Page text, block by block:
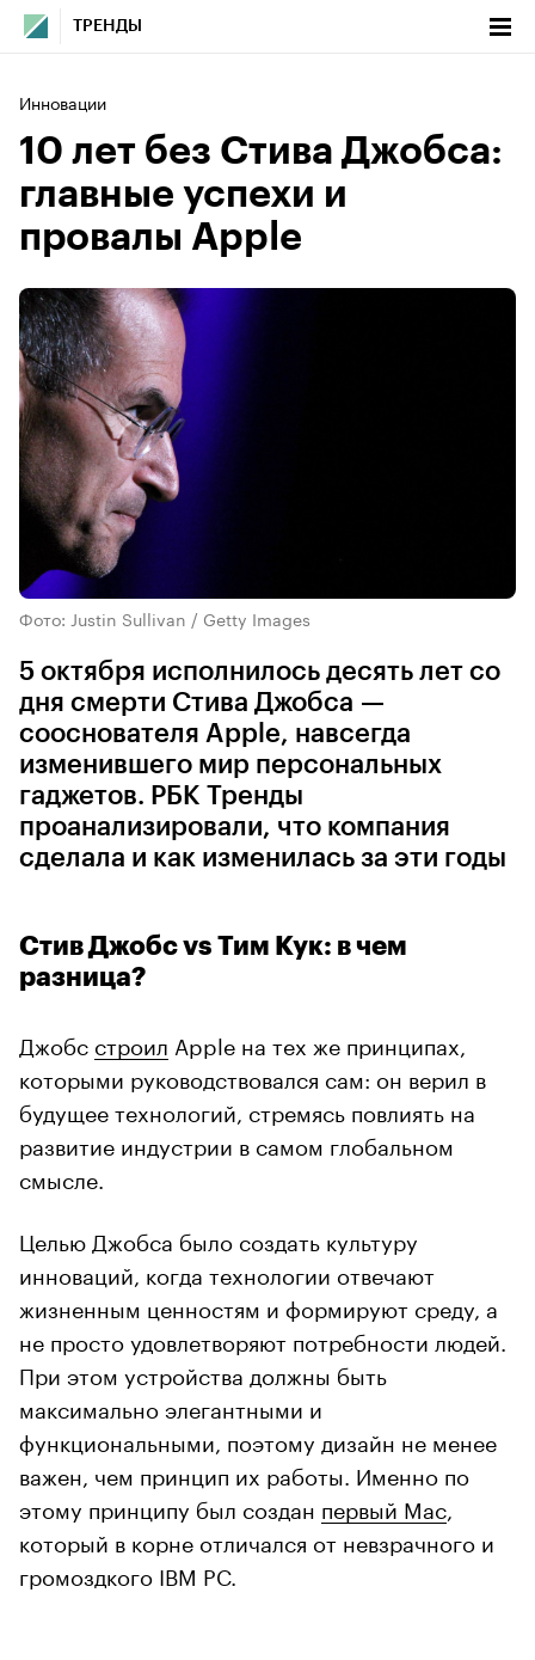
ТРЕНДЫ
Инновации
10 лет без Стива Джобса:
главные успехи и
провалы Apple
Фото: Justin Sullivan / Getty Images
5 октября исполнилось десять лет со
дня смерти Стива Джобса —
сооснователя Apple, навсегда
изменившего мир персональных
гаджетов. РБК Тренды
проанализировали, что компания
сделала и как изменилась за эти годы
Стив Джобс vs Тим Кук: в чем
разница?
Джобс строил Apple на тех же принципах,
которыми руководствовался сам: он верил в
будущее технологий, стремясь повлиять на
развитие индустрии в самом глобальном
смысле.
Целью Джобса было создать культуру
инноваций, когда технологии отвечают
жизненным ценностям и формируют среду, а
не просто удовлетворяют потребности людей.
При этом устройства должны быть
максимально элегантными и
функциональными, поэтому дизайн не менее
важен, чем принцип их работы. Именно по
этому принципу был создан первый Mac
который в корне отличался от невзрачного и
громоздкого IBM PC.